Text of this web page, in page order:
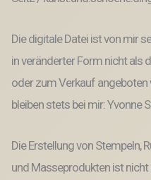
Die digitale Datei ist von mir
in veränderter Form nicht als
oder zum Verkauf
bleiben stets bei mir: Yvonne
Die Erstellung von Stempeln,
und Masseprodukten ist